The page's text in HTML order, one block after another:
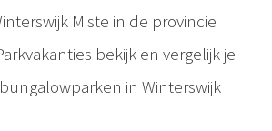
Miste in de provincie
bekijk en vergelijk je
in Winterswijk